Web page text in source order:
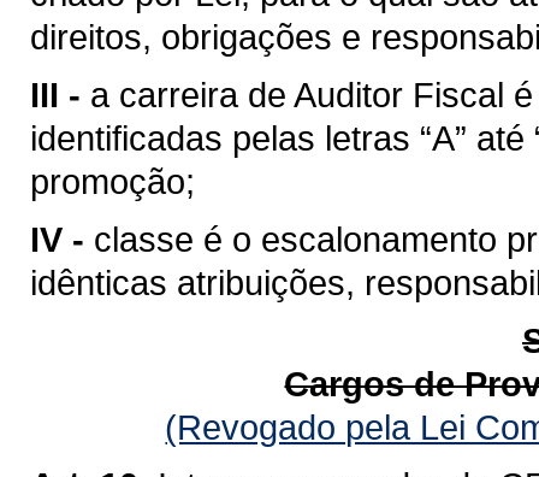
direitos, obrigações e
III - a carreira de Auditor Fiscal
identificadas pelas letras “A”
promoção;
IV - classe é o escalonamento
idênticas atribuições,
Cargos de
(Revogado pela Lei